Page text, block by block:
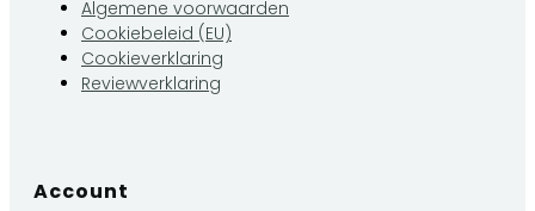
Algemene voorwaarden
Cookiebeleid (EU)
Cookieverklaring
Reviewverklaring
Account